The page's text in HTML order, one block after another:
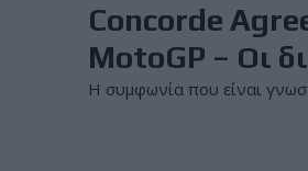
Concorde
MotoGP – Οι
Η συμφωνία που είναι